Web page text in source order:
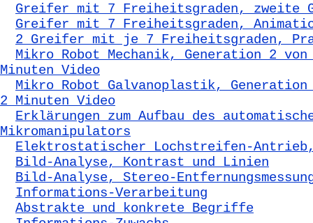
Greifer mit 7 Freiheitsgraden, zweite
Greifer mit 7 Freiheitsgraden,
2 Greifer mit je 7 Freiheitsgraden,
Mikro Robot Mechanik, Generation 2
Minuten Video
Mikro Robot Galvanoplastik,
2 Minuten Video
Erklärungen zum Aufbau des
Mikromanipulators
Elektrostatischer Lochstreifen-
Bild-Analyse, Kontrast und Linien
Bild-Analyse, Stereo-
Informations-Verarbeitung
Abstrakte und konkrete Begriffe